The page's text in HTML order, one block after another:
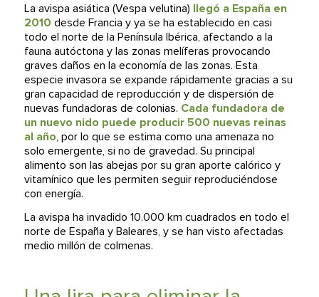
La avispa asiática (Vespa velutina) llegó a España en
2010 desde Francia y ya se ha establecido en casi
todo el norte de la Península Ibérica, afectando a la
fauna autóctona y las zonas melíferas provocando
graves daños en la economía de las zonas. Esta
especie invasora se expande rápidamente gracias a su
gran capacidad de reproducción y de dispersión de
nuevas fundadoras de colonias. Cada fundadora de
un nuevo nido puede producir 500 nuevas reinas
al año, por lo que se estima como una amenaza no
solo emergente, si no de gravedad. Su principal
alimento son las abejas por su gran aporte calórico y
vitamínico que les permiten seguir reproduciéndose
con energía.
La avispa ha invadido 10.000 km cuadrados en todo el
norte de España y Baleares, y se han visto afectadas
medio millón de colmenas.